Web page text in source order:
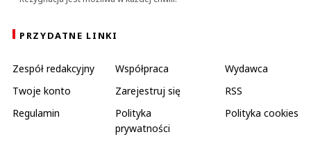
PRZYDATNE LINKI
Zespół redakcyjny Współpraca
Wydawca
Twoje konto
Zarejestruj się
RSS
Regulamin
Polityka
prywatności
Polityka cookies